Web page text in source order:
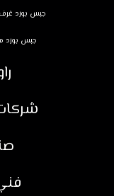
جبس بورد غرف
جبس بورد